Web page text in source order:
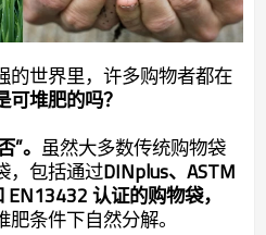
的世界里，许多购物者都在
堆肥的吗？
。 虽然大多数传统购物袋
，包括通过DINplus、ASTM
认证的购物袋，
条件下自然分解。